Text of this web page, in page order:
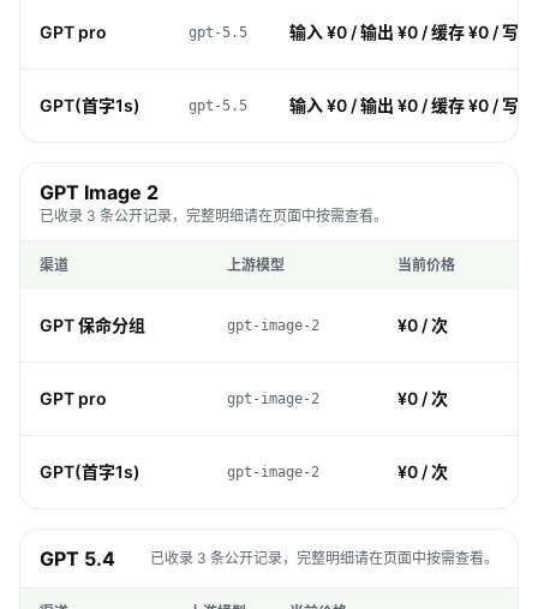
GPT pro gpt-5.5 输入 ¥0 / 输出 ¥0 / 缓存 ¥0 / 写
GPT(首字1s) gpt-5.5 输入 ¥0 / 输出 ¥0 / 缓存 ¥0 / 写
GPT Image 2
已收录 3 条公开记录，完整明细请在页面中按需查看。
渠道 上游模型 当前价格
GPT 保命分组 gpt-image-2 ¥0 / 次
GPT pro gpt-image-2 ¥0 / 次
GPT(首字1s) gpt-image-2 ¥0 / 次
GPT 5.4 已收录 3 条公开记录，完整明细请在页面中按需查看。